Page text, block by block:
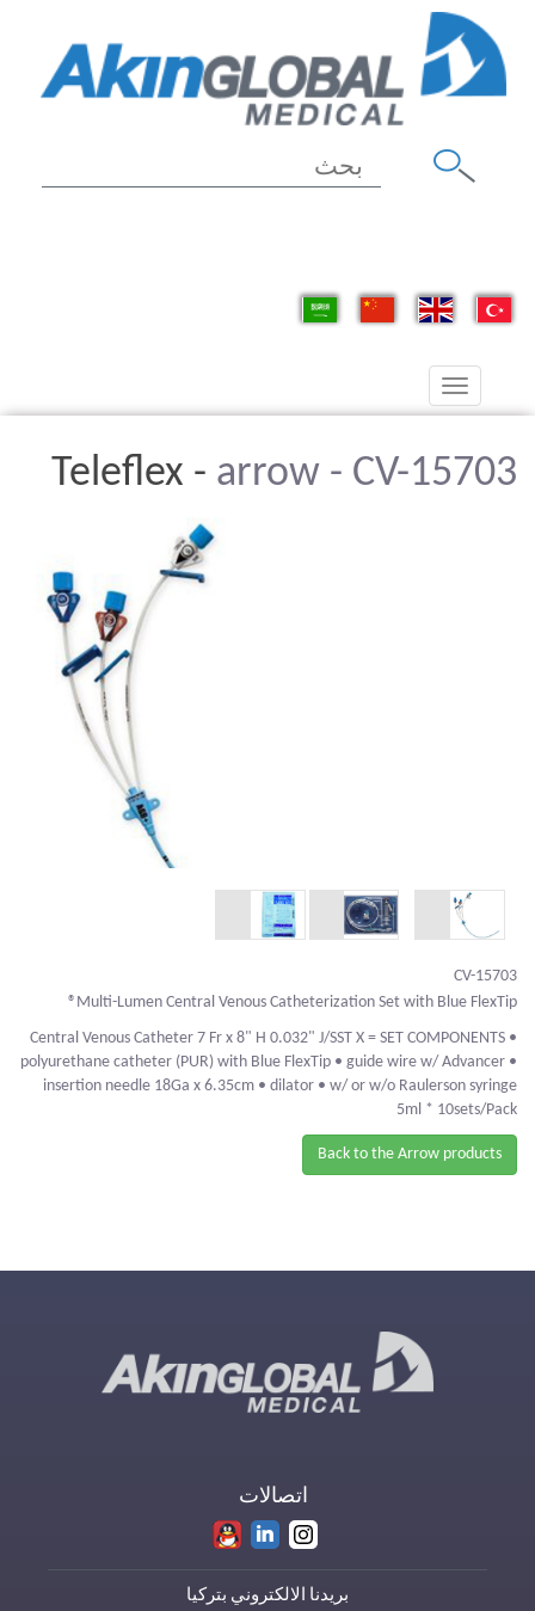
Toggle
navigation
Teleflex - arrow - CV-15703
CV-15703
Multi-Lumen Central Venous Catheterization Set with Blue FlexTip®
Central Venous Catheter 7 Fr x 8" H 0.032" J/SST X = SET COMPONENTS •
polyurethane catheter (PUR) with Blue FlexTip • guide wire w/ Advancer •
insertion needle 18Ga x 6.35cm • dilator • w/ or w/o Raulerson syringe
5ml * 10sets/Pack
Back to the Arrow products
اتصالات
بريدنا الالكتروني بتركيا